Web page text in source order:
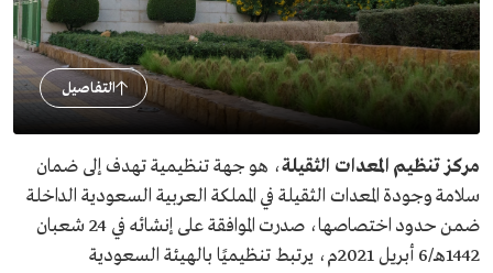
التفاصيل
مركز تنظيم المعدات الثقيلة، هو جهة تنظيمية تهدف إلى ضمان
سلامة وجودة المعدات الثقيلة في المملكة العربية السعودية الداخلة
ضمن حدود اختصاصها، صدرت الموافقة على إنشائه في 24 شعبان
1442هـ/6 أبريل 2021م، يرتبط تنظيميًا بالهيئة السعودية